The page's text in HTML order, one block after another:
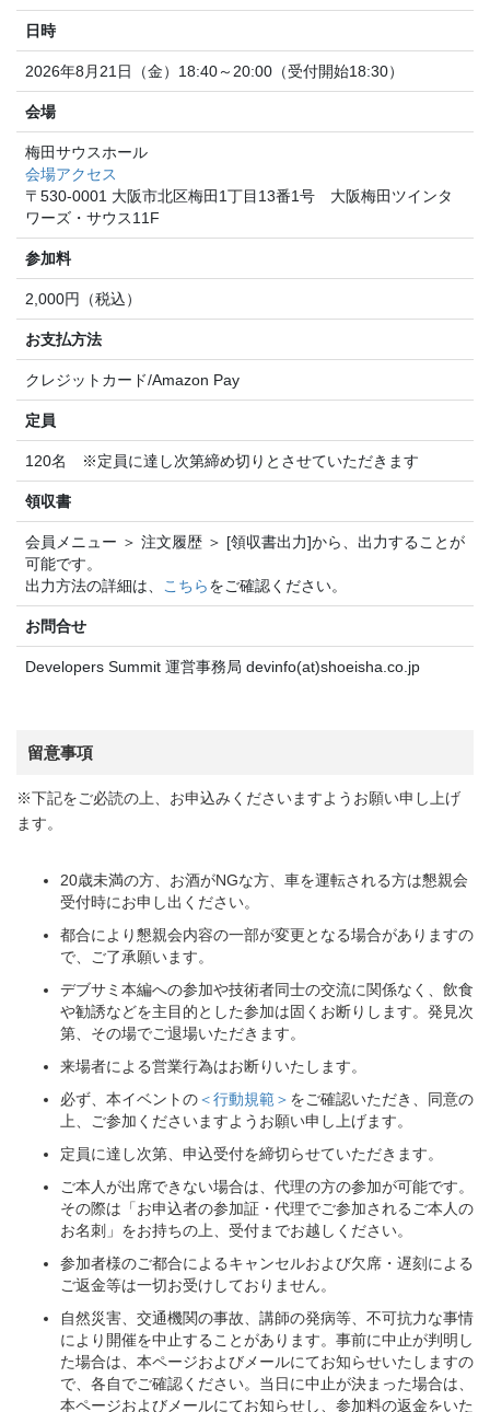
日時
2026年8月21日（金）18:40～20:00（受付開始18:30）
会場
梅田サウスホール
会場アクセス
〒530-0001 大阪市北区梅田1丁目13番1号 大阪梅田ツインタ
ワーズ・サウス11F
参加料
2,000円（税込）
お支払方法
クレジットカード/Amazon Pay
定員
120名 ※定員に達し次第締め切りとさせていただきます
領収書
会員メニュー ＞ 注文履歴 ＞ [領収書出力]から、出力することが
可能です。
出力方法の詳細は、
こちらをご確認ください。
お問合せ
Developers Summit 運営事務局 devinfo(at)shoeisha.co.jp
留意事項
※下記をご必読の上、お申込みくださいますようお願い申し上げ
ます。
20歳未満の方、お酒がNGな方、車を運転される方は懇親会
受付時にお申し出ください。
都合により懇親会内容の一部が変更となる場合がありますの
で、ご了承願います。
デブサミ本編への参加や技術者同士の交流に関係なく、飲食
や勧誘などを主目的とした参加は固くお断りします。発見次
第、その場でご退場いただきます。
来場者による営業行為はお断りいたします。
必ず、本イベントの＜行動規範＞ をご確認いただき、同意の
上、ご参加くださいますようお願い申し上げます。
定員に達し次第、申込受付を締切らせていただきます。
ご本人が出席できない場合は、代理の方の参加が可能です。
その際は「お申込者の参加証・代理でご参加されるご本人の
お名刺」をお持ちの上、受付までお越しください。
参加者様のご都合によるキャンセルおよび欠席・遅刻による
ご返金等は一切お受けしておりません。
自然災害、交通機関の事故、講師の発病等、不可抗力な事情
により開催を中止することがあります。事前に中止が判明し
た場合は、本ページおよびメールにてお知らせいたしますの
で、各自でご確認ください。当日に中止が決まった場合は、
本ページおよびメールにてお知らせし、参加料の返金をいた